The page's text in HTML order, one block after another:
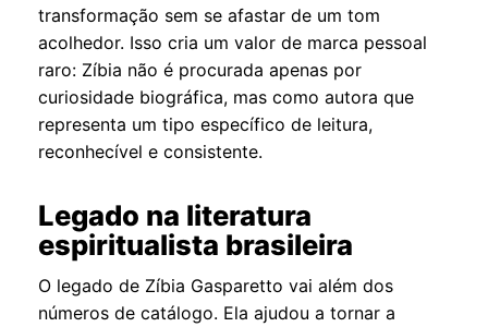
transformação sem se afastar de um tom
acolhedor. Isso cria um valor de marca pessoal
raro: Zíbia não é procurada apenas por
curiosidade biográfica, mas como autora que
representa um tipo específico de leitura,
reconhecível e consistente.
Legado na literatura
espiritualista brasileira
O legado de Zíbia Gasparetto vai além dos
números de catálogo. Ela ajudou a tornar a